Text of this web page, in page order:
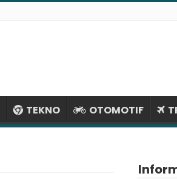
TEKNO OTOMOTIF